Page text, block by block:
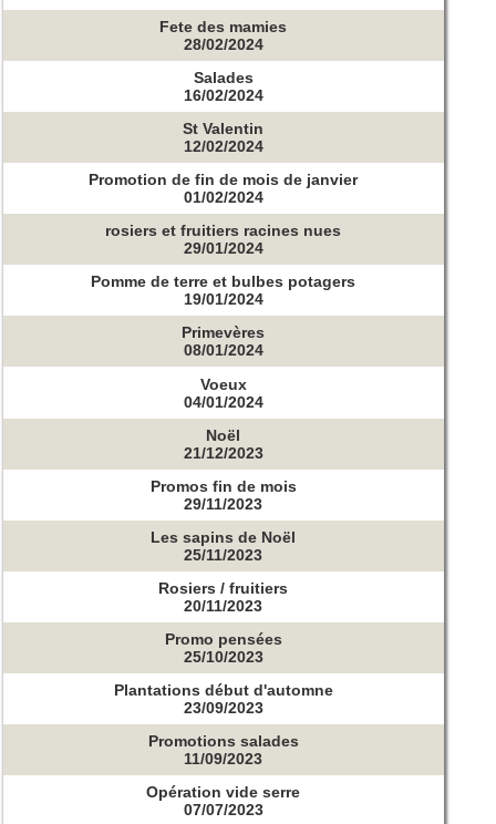
Fete des mamies
28/02/2024
Salades
16/02/2024
St Valentin
12/02/2024
Promotion de fin de mois de janvier
01/02/2024
rosiers et fruitiers racines nues
29/01/2024
Pomme de terre et bulbes potagers
19/01/2024
Primevères
08/01/2024
Voeux
04/01/2024
Noël
21/12/2023
Promos fin de mois
29/11/2023
Les sapins de Noël
25/11/2023
Rosiers / fruitiers
20/11/2023
Promo pensées
25/10/2023
Plantations début d'automne
23/09/2023
Promotions salades
11/09/2023
Opération vide serre
07/07/2023